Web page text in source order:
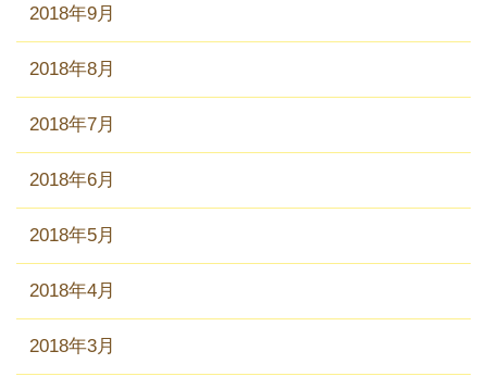
2018年9月
2018年8月
2018年7月
2018年6月
2018年5月
2018年4月
2018年3月